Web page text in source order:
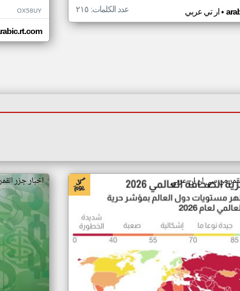
ار تي عربي• عدد الكلمات: ٢١٥ OX58UY
من سي ان ان عربي اخبار جزر